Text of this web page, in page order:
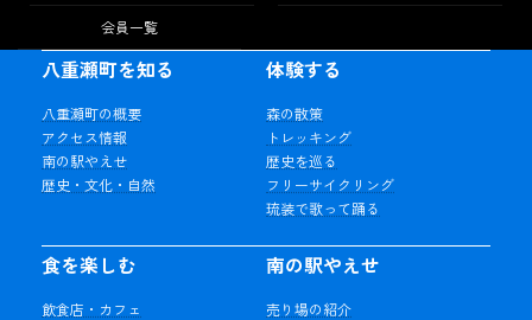
会員一覧
八重瀬町を知る
八重瀬町の概要
アクセス情報
南の駅やえせ
歴史・文化・自然
体験する
森の散策
トレッキング
歴史を巡る
フリーサイクリング
琉装で歌って踊る
食を楽しむ
飲食店・カフェ
南の駅やえせ
売り場の紹介